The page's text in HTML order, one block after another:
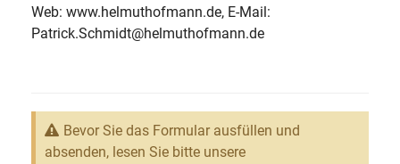
Web: www.helmuthofmann.de, E-Mail:
Patrick.Schmidt@helmuthofmann.de
Bevor Sie das Formular ausfüllen und
absenden, lesen Sie bitte unsere